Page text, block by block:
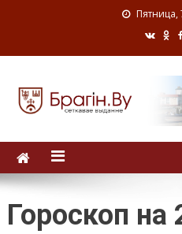
Пятница,
Гороскоп на